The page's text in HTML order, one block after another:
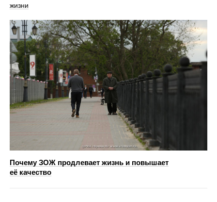
жизни
Почему ЗОЖ продлевает жизнь и повышает
её качество